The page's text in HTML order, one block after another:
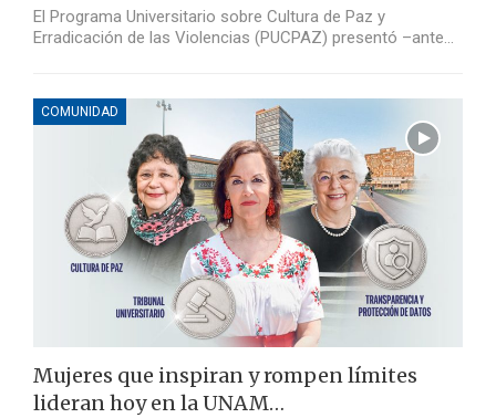
El Programa Universitario sobre Cultura de Paz y
Erradicación de las Violencias (PUCPAZ) presentó –ante…
COMUNIDAD
Mujeres que inspiran y rompen límites
lideran hoy en la UNAM…